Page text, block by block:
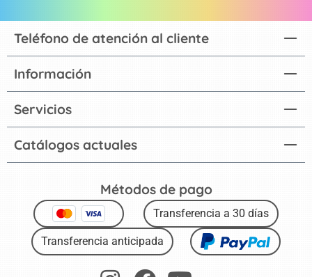
Catálogos actuales
Teléfono de atención al cliente
Información
Servicios
Métodos de pago
Transferencia a 30 días
Transferencia anticipada